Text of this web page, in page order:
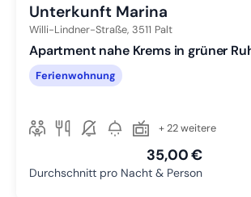
Unterkunft Marina
Willi-Lindner-Straße, 3511 Palt
Apartment nahe Krems in grüner
Ferienwohnung
+ 22 weitere
35,00 €
Durchschnitt pro Nacht & Person